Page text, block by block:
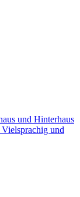
und Hinterhaus
und